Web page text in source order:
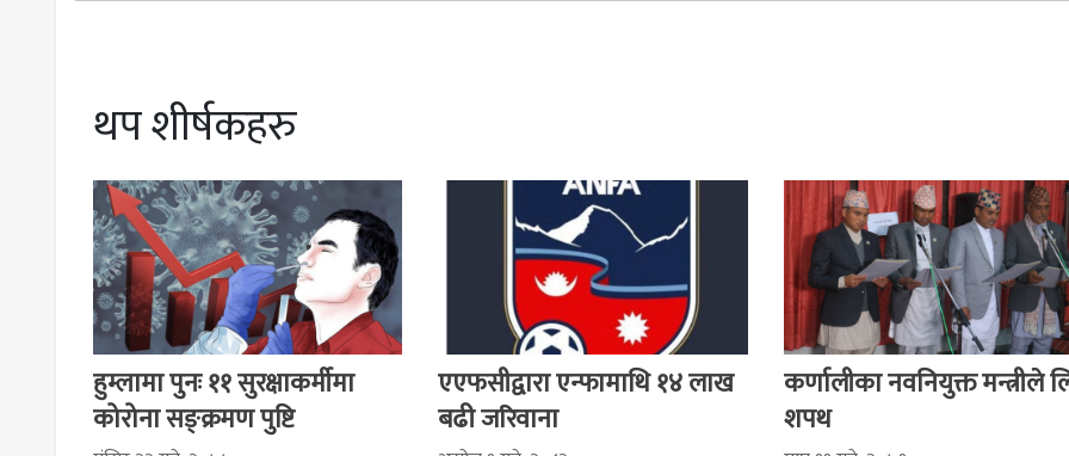
थप शीर्षकहरु
हुम्लामा पुनः ११ सुरक्षाकर्मीमा
कोरोना सङ्क्रमण पुष्टि
एएफसीद्वारा एन्फामाथि १४ लाख
बढी जरिवाना
कर्णालीका नवनियुक्त मन्त्रीले
शपथ